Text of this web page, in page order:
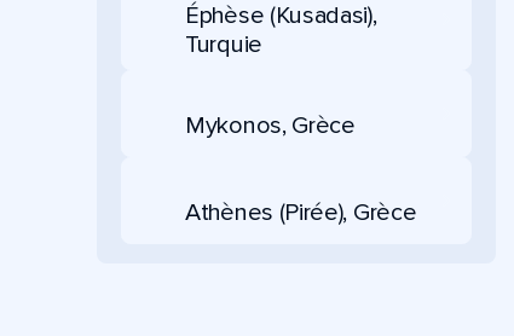
Éphèse (Kusadasi),
Turquie
Mykonos, Grèce
Athènes (Pirée), Grèce